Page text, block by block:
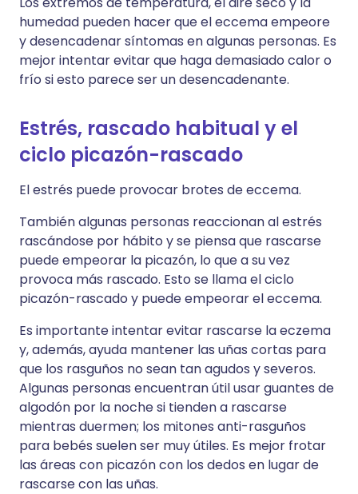
humedad pueden hacer que el eccema empeore
y desencadenar síntomas en algunas personas. Es
mejor intentar evitar que haga demasiado calor o
frío si esto parece ser un desencadenante.
Estrés, rascado habitual y el
ciclo picazón-rascado
El estrés puede provocar brotes de eccema.
También algunas personas reaccionan al estrés
rascándose por hábito y se piensa que rascarse
puede empeorar la picazón, lo que a su vez
provoca más rascado. Esto se llama el ciclo
picazón-rascado y puede empeorar el eccema.
Es importante intentar evitar rascarse la eczema
y, además, ayuda mantener las uñas cortas para
que los rasguños no sean tan agudos y severos.
Algunas personas encuentran útil usar guantes de
algodón por la noche si tienden a rascarse
mientras duermen; los mitones anti-rasguños
para bebés suelen ser muy útiles. Es mejor frotar
las áreas con picazón con los dedos en lugar de
rascarse con las uñas.